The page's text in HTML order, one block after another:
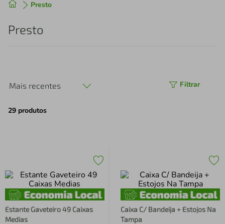
Presto
Presto
Mais recentes Filtrar
29 produtos
Estante Gaveteiro 49 Caixas
Medias
Caixa C/ Bandeija + Estojos Na
Tampa
Produtos mais buscados
perfume
4º air fryer